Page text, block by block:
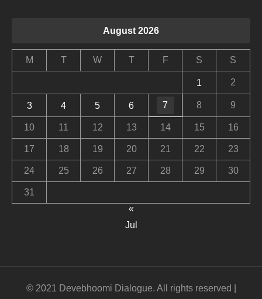
August 2026
M T W T F S S
1 2
3 4 5 6 7 8 9
10 11 12 13 14 15 16
17 18 19 20 21 22 23
24 25 26 27 28 29 30
31
«
Jul
© 2021 Devebhoomi Dialogue. All rights reserved |